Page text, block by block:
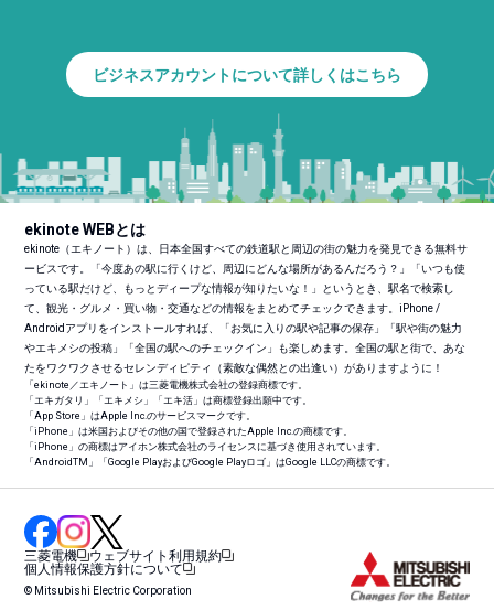
ビジネスアカウントについて詳しくはこちら
ekinote WEBとは
ekinote（エキノート）は、日本全国すべての鉄道駅と周辺の街の魅力を発見できる無料サ
ービスです。「今度あの駅に行くけど、周辺にどんな場所があるんだろう？」「いつも使
っている駅だけど、もっとディープな情報が知りたいな！」というとき、駅名で検索し
て、観光・グルメ・買い物・交通などの情報をまとめてチェックできます。iPhone /
Androidアプリをインストールすれば、「お気に入りの駅や記事の保存」「駅や街の魅力
やエキメシの投稿」「全国の駅へのチェックイン」も楽しめます。全国の駅と街で、あな
たをワクワクさせるセレンディピティ（素敵な偶然との出逢い）がありますように！
「ekinote／エキノート」は三菱電機株式会社の登録商標です。
「エキガタリ」「エキメシ」「エキ活」は商標登録出願中です。
「App Store」はApple Inc.のサービスマークです。
「iPhone」は米国およびその他の国で登録されたApple Inc.の商標です。
「iPhone」の商標はアイホン株式会社のライセンスに基づき使用されています。
「AndroidTM 」「Google PlayおよびGoogle Playロゴ」はGoogle LLCの商標です。
三菱電機
ウェブサイト利用規約
個人情報保護方針について
© Mitsubishi Electric Corporation